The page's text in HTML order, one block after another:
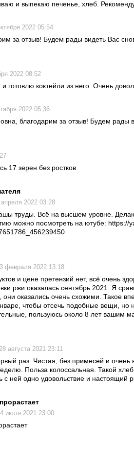
и выпекаю печенье, хлеб.
2022 05:54
за отзыв! Будем рады видеть Вас
2022 08:52
коктейли из него. Очень
2022 05:36
благодарим за отзыв! Будем рады
17 зерен без ростков
апреля 2022 03:28
труды. Всё на высшем уровне.
можно посмотреть на ютубе:
3 февраля 2022 13:18
и цене претензий нет, всё очень
ржи оказалась сентябрь 2021. Я
оказались очень схожими. Такое
чтобы отсечь подобные вещи, но
пользуюсь около 8 лет вашим
28 августа 2021 23:11
раз. Чистая, без примесей и очень
Польза колоссальная. Такой
с ней одно удовольствие и настоящий
4 июля 2021 23:00